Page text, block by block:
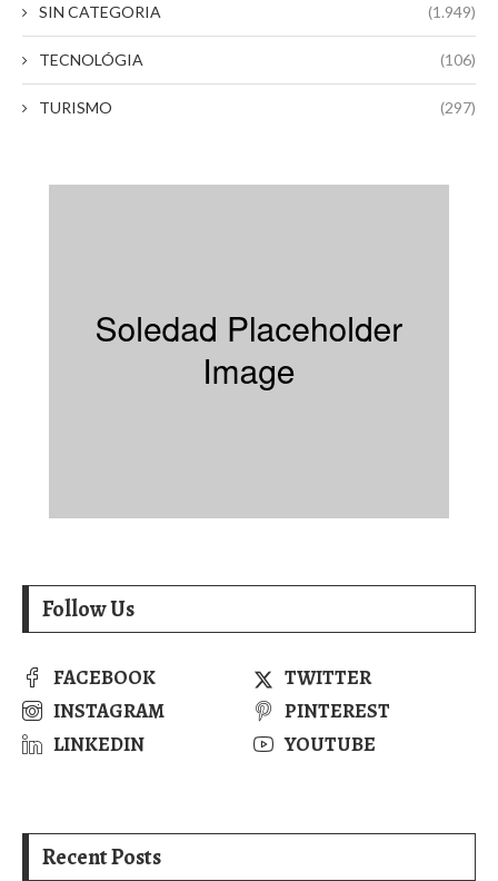
SIN CATEGORIA (1.949)
TECNOLÓGIA (106)
TURISMO (297)
Follow Us
FACEBOOK
TWITTER
INSTAGRAM
PINTEREST
LINKEDIN
YOUTUBE
Recent Posts